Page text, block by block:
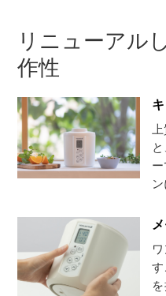
リニューアル
作性